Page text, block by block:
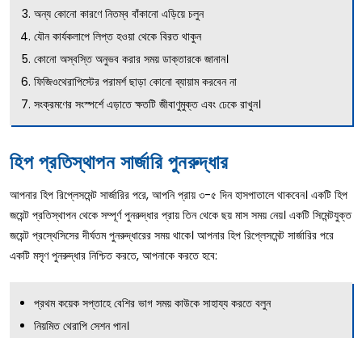
অন্য কোনো কারণে নিতম্ব বাঁকানো এড়িয়ে চলুন
যৌন কার্যকলাপে লিপ্ত হওয়া থেকে বিরত থাকুন
কোনো অস্বস্তি অনুভব করার সময় ডাক্তারকে জানান।
ফিজিওথেরাপিস্টের পরামর্শ ছাড়া কোনো ব্যায়াম করবেন না
সংক্রমণের সংস্পর্শে এড়াতে ক্ষতটি জীবাণুমুক্ত এবং ঢেকে রাখুন।
হিপ প্রতিস্থাপন সার্জারি পুনরুদ্ধার
আপনার হিপ রিপ্লেসমেন্ট সার্জারির পরে, আপনি প্রায় ৩-৫ দিন হাসপাতালে থাকবেন। একটি হিপ
জয়েন্ট প্রতিস্থাপন থেকে সম্পূর্ণ পুনরুদ্ধার প্রায় তিন থেকে ছয় মাস সময় নেয়। একটি সিমেন্টযুক্ত
জয়েন্ট প্রস্থেসিসের দীর্ঘতম পুনরুদ্ধারের সময় থাকে। আপনার হিপ রিপ্লেসমেন্ট সার্জারির পরে
একটি মসৃণ পুনরুদ্ধার নিশ্চিত করতে, আপনাকে করতে হবে:
প্রথম কয়েক সপ্তাহে বেশির ভাগ সময় কাউকে সাহায্য করতে বলুন
নিয়মিত থেরাপি সেশন পান।